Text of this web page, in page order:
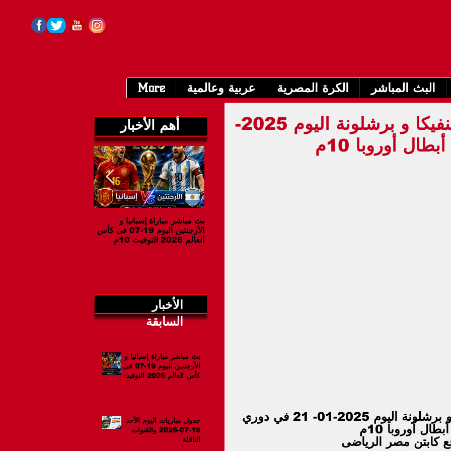
البث المباشر الكرة المصرية عربية وعالمية More
أهم الأخبار
بث مباشر مباراة إسبانيا و
الأرجنتين اليوم 19-07 فى كأس
العالم 2026 التوقيت 10م
الأخبار
السابقة
بث مباشر مباراة إسبانيا و
الأرجنتين اليوم 19-07 فى
كأس العالم 2026 التوقيت
جدول مباريات اليوم الأحد
19-07-2026 والقنوات
الناقلة
بث مباشر مباراة بنفيكا و برشلونة اليوم 2025-
بث مباشر مباراة بنفيكا و برشلونة اليوم 2025-01- 21 في دوري
أبطال أوروبا 10م
كابتن مصر الرياضى